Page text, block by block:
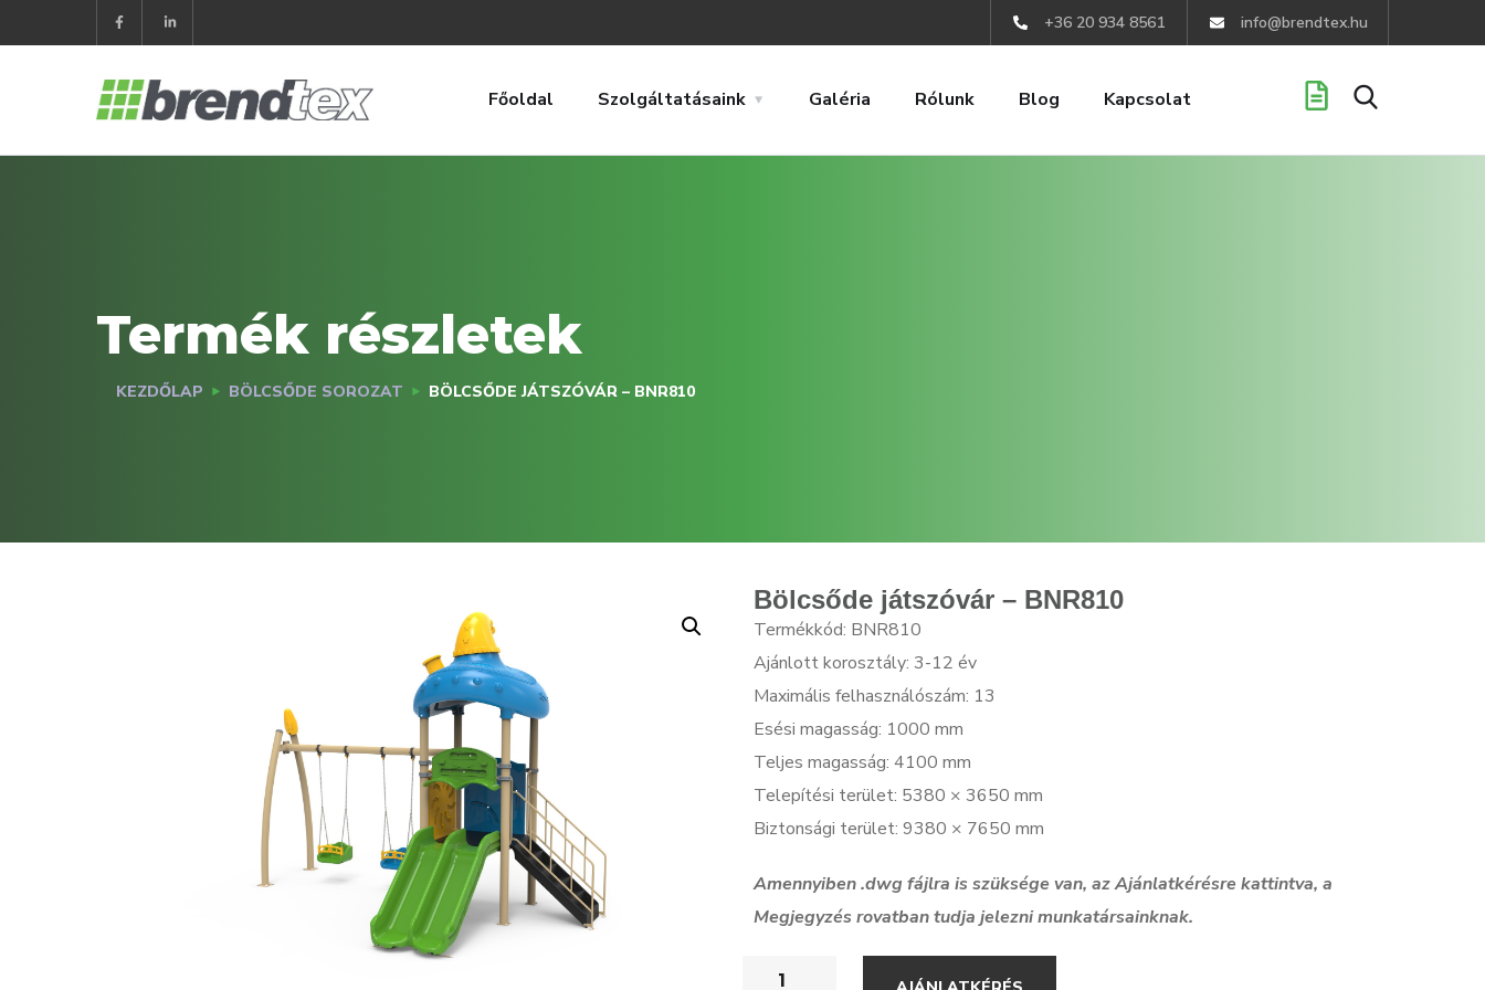
+36 20 934 8561 info@brendtex.hu
Főoldal Szolgáltatásaink Galéria Rólunk Blog Kapcsolat
Termék részletek
KEZDŐLAP BÖLCSŐDE SOROZAT BÖLCSŐDE JÁTSZÓVÁR – BNR810
Bölcsőde játszóvár – BNR810
Termékkód: BNR810
Ajánlott korosztály: 3-12 év
Maximális felhasználószám: 13
Esési magasság: 1000 mm
Teljes magasság: 4100 mm
Telepítési terület: 5380 × 3650 mm
Biztonsági terület: 9380 × 7650 mm
Amennyiben .dwg fájlra is szüksége van, az Ajánlatkérésre kattintva, a
Megjegyzés rovatban tudja jelezni munkatársainknak.